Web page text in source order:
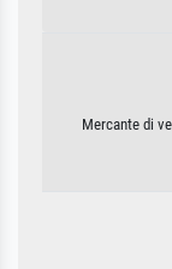
Mercante di